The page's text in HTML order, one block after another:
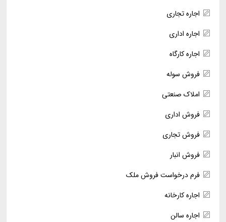
اجاره تجاری
اجاره اداری
اجاره کارگاه
فروش سوله
املاک صنعتی
فروش اداری
فروش تجاری
فروش انبار
فرم درخواست فروش ملک
اجاره کارخانه
اجاره سالن